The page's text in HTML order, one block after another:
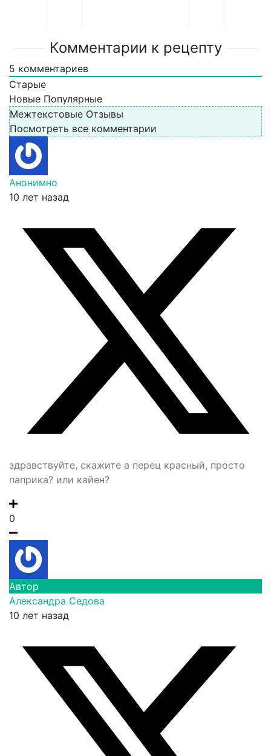
Комментарии к рецепту
5 комментариев
Старые
Новые Популярные
Межтекстовые Отзывы
Посмотреть все комментарии
Анонимно
10 лет назад
здравствуйте, скажите а перец красный, просто
паприка? или кайен?
0
Автор
Александра Седова
10 лет назад